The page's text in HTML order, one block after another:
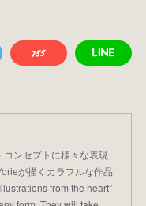
コンセプトに様々な表現
が描くカラフルな作品
from the heart”